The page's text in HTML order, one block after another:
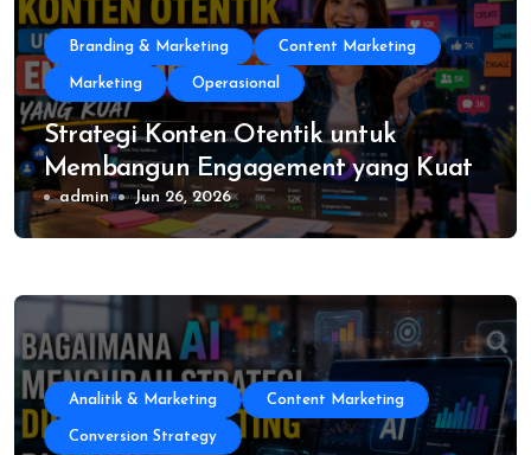
Branding & Marketing Content Marketing
Marketing Operasional
Strategi Konten Otentik untuk
Membangun Engagement yang Kuat
admin Jun 26, 2026
Analitik & Marketing Content Marketing
Conversion Strategy